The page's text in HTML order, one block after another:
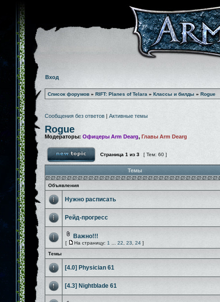
Вход
Список форумов » RIFT: Planes of Telara » Классы и билды » Rogue
Сообщения без ответов | Активные темы
Rogue
Модераторы: Офицеры Arm Dearg, Главы Arm Dearg
Страница 1 из 3 [ Тем: 60 ]
Темы
Объявления
Нужно расписать
Рейд-прогресс
Важно!!!
[ На страницу: 1 22 23 24 ]
Темы
[4.0] Physician 61
[4.3] Nightblade 61